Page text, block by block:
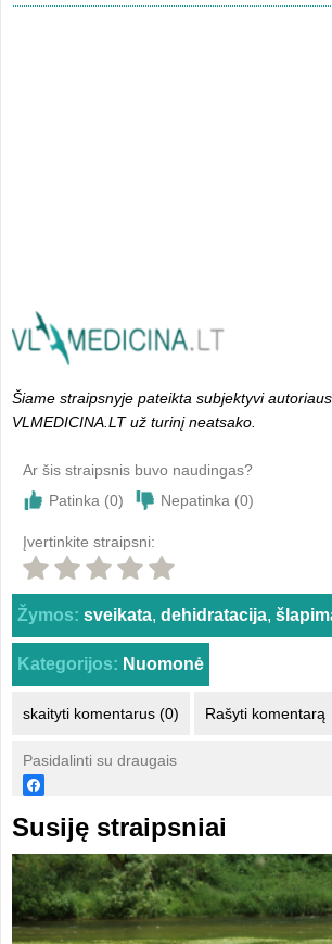
Šiame straipsnyje pateikta subjektyvi
VLMEDICINA.LT už turinį neatsako.
Ar šis straipsnis buvo naudingas?
Patinka (0) Nepatinka (0)
Įvertinkite straipsni:
Žymos: sveikata, dehidratacija,
Kategorijos: Nuomonė
skaityti komentarus (0) Rašyti komentarą
Pasidalinti su draugais
Susiję straipsniai